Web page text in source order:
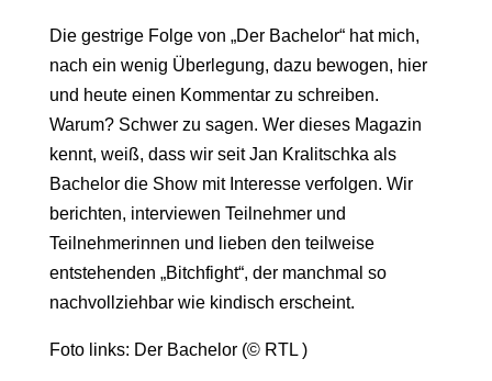
Die gestrige Folge von „Der Bachelor“ hat mich,
nach ein wenig Überlegung, dazu bewogen, hier
und heute einen Kommentar zu schreiben.
Warum? Schwer zu sagen. Wer dieses Magazin
kennt, weiß, dass wir seit Jan Kralitschka als
Bachelor die Show mit Interesse verfolgen. Wir
berichten, interviewen Teilnehmer und
Teilnehmerinnen und lieben den teilweise
entstehenden „Bitchfight“, der manchmal so
nachvollziehbar wie kindisch erscheint.
Foto links: Der Bachelor (© RTL )